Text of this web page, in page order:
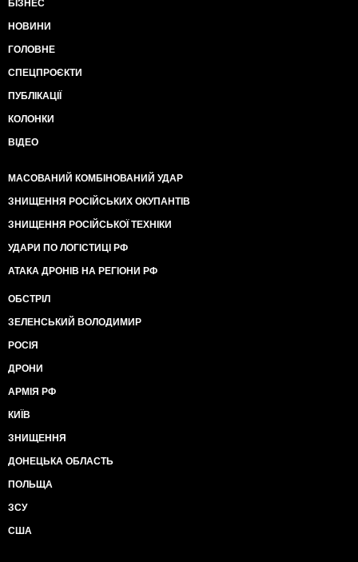
БІЗНЕС
НОВИНИ
ГОЛОВНЕ
СПЕЦПРОЄКТИ
ПУБЛІКАЦІЇ
КОЛОНКИ
ВІДЕО
МАСОВАНИЙ КОМБІНОВАНИЙ УДАР
ЗНИЩЕННЯ РОСІЙСЬКИХ ОКУПАНТІВ
ЗНИЩЕННЯ РОСІЙСЬКОЇ ТЕХНІКИ
УДАРИ ПО ЛОГІСТИЦІ РФ
АТАКА ДРОНІВ НА РЕГІОНИ РФ
ОБСТРІЛ
ЗЕЛЕНСЬКИЙ ВОЛОДИМИР
РОСІЯ
ДРОНИ
АРМІЯ РФ
КИЇВ
ЗНИЩЕННЯ
ДОНЕЦЬКА ОБЛАСТЬ
ПОЛЬЩА
ЗСУ
США